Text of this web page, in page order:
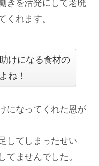
きを活発にして老廃
くれます。
けになる食材の
ね！
になってくれた恩が
してしまったせい
てませんでした。